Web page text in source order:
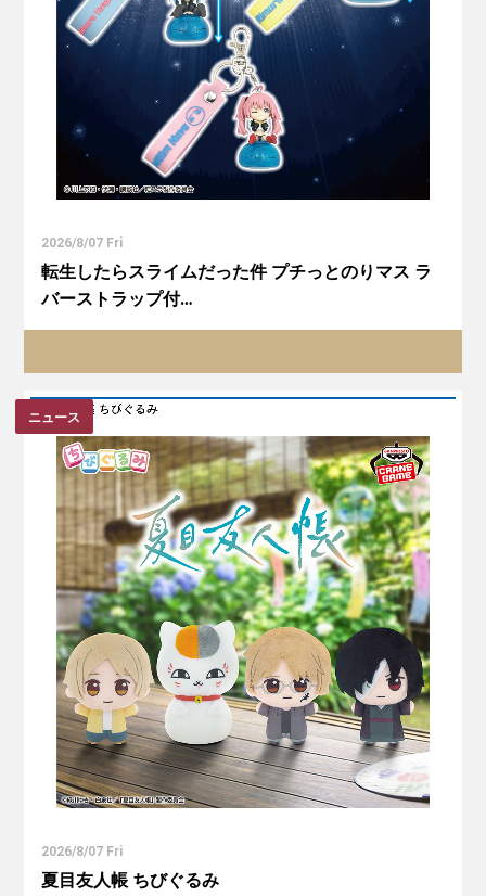
2026/8/07 Fri
転生したらスライムだった件 プチっとのりマス ラ
バーストラップ付…
ニュース
2026/8/07 Fri
夏目友人帳 ちびぐるみ